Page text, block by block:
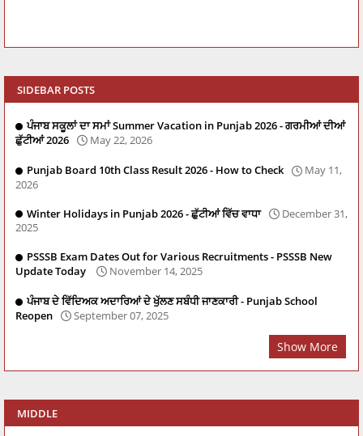
SIDEBAR POSTS
ਪੰਜਾਬ ਸਕੂਲਾਂ ਦਾ ਸਮਾਂ Summer Vacation in Punjab 2026 - ਗਰਮੀਆਂ ਦੀਆਂ
ਛੁੱਟੀਆਂ 2026
May 22, 2026
Punjab Board 10th Class Result 2026 - How to Check
May 11,
2026
Winter Holidays in Punjab 2026 - ਛੁੱਟੀਆਂ ਵਿੱਚ ਵਾਧਾ
December 31,
2025
PSSSB Exam Dates Out for Various Recruitments - PSSSB New
Update Today
November 14, 2025
ਪੰਜਾਬ ਦੇ ਵਿੱਦਿਅਕ ਅਦਾਰਿਆਂ ਦੇ ਖੁੱਲਣ ਸਬੰਧੀ ਜਾਣਕਾਰੀ - Punjab School
Reopen
September 07, 2025
Show More
MIDDLE